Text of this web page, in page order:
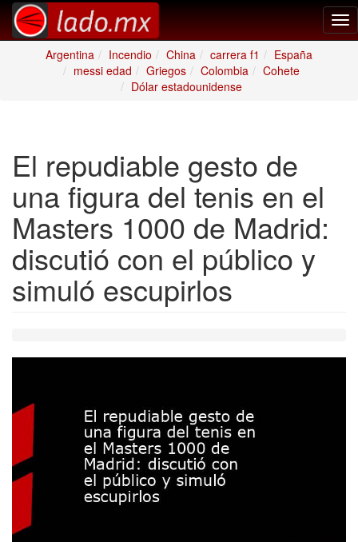
Argentina
Incendio China carrera f1
España
messi edad
Griegos Colombia
Cohete
Dólar estadounidense
El repudiable gesto de
una figura del tenis en el
Masters 1000 de Madrid:
discutió con el público y
simuló escupirlos